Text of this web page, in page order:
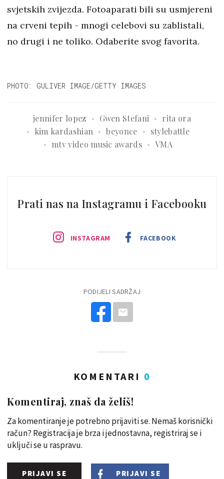
svjetskih zvijezda. Fotoaparati bili su usmjereni
na crveni tepih - mnogi celebovi su zablistali,
no drugi i ne toliko. Odaberite svog favorita.
PHOTO: GULIVER IMAGE/GETTY IMAGES
jennifer lopez Gwen Stefani
rita ora
kim kardashian
beyonce
stylebattle
mtv video music awards
VMA
Prati nas na Instagramu i Facebooku
INSTAGRAM FACEBOOK
PODIJELI SADRŽAJ
KOMENTARI 0
Komentiraj, znaš da želiš!
Za komentiranje je potrebno prijaviti se. Nemaš korisnički
račun? Registracija je brza i jednostavna, registriraj se i
uključi se u raspravu.
PRIJAVI SE PRIJAVI SE